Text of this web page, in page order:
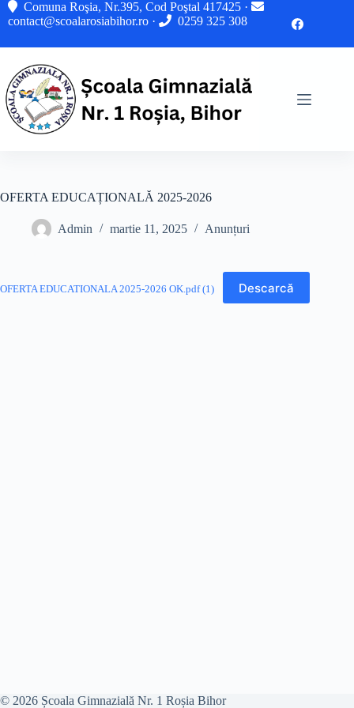
Sari Comuna Roşia, Nr.395, Cod Poştal 417425 ·
contact@scoalarosiabihor.ro · 0259 325 308
OFERTA EDUCAȚIONALĂ 2025-2026
Admin martie 11, 2025 Anunțuri
OFERTA EDUCATIONALA 2025-2026 OK.pdf (1) Descarcă
© 2026 Școala Gimnazială Nr. 1 Roșia Bihor